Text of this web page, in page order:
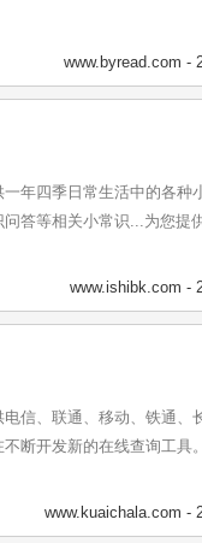
www.byread.com -
年四季日常生活中的各种
答等相关小常识...为您提
www.ishibk.com -
信、联通、移动、铁通、
不断开发新的在线查询工具
www.kuaichala.com -